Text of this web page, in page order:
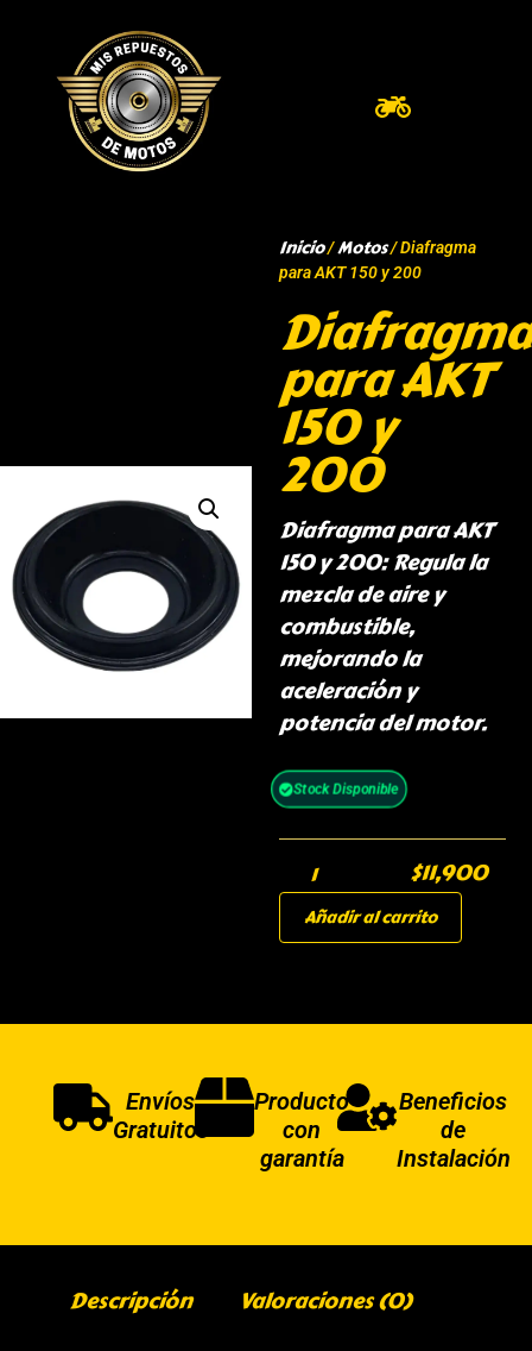
Inicio/Motos/ Diafragma
para AKT 150 y 200
Diafragma
para AKT
150 y
200
Diafragma para AKT
150 y 200: Regula la
mezcla de aire y
combustible,
mejorando la
aceleración y
potencia del motor.
Stock Disponible
$11,900
Añadir al carrito
Envíos
Gratuitos
Producto
con
garantía
Beneficios
de
Instalación
Descripción Valoraciones (0)